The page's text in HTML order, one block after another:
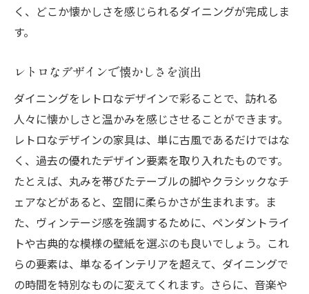
く、どこか懐かしさを感じられるダイニングが完成しま
す。
レトロなデザインで懐かしさを演出
ダイニングをレトロなデザインで彩ることで、訪れる
人々に懐かしさと温かみを感じさせることができます。
レトロなデザインの家具は、単に古風であるだけではな
く、過去の優れたデザイン要素を取り入れたものです。
たとえば、丸みを帯びたテーブルの脚やクラシックなチ
ェアなどがあると、空間に柔らかさが生まれます。ま
た、ヴィンテージ感を強調するために、ペンダントライ
トや古典的な模様の壁紙を選ぶのも良いでしょう。これ
らの要素は、単なるインテリアを超えて、ダイニングで
の時間を特別なものに変えてくれます。さらに、音楽や